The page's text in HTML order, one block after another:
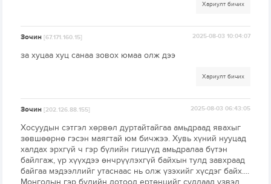
Хариулт бичих
Зочин[67.171.160.15] 2025-08-03 10:04:07
за хуцаа хуц санаа зовох юмаа олж дээ
Хариулт бичих
Зочин[202.126.88.155] 2025-08-03 06:43:05
Хосуудын сэтгэл хөрвөл дуртайтайгаа амьдраад явахыг
зөвшөөрнө гэсэн маягтай юм бичжээ. Хувь хүний нууцад
халдах эрхгүй ч гэр бүлийн гишүүд амьдралаа бүтэн
байлгаж, үр хүүхдээ өнчрүүлэхгүй байхын тулд завхраад
байгаа мэдээллийг утаснаас нь олж үзэхийг хүсдэг байх....